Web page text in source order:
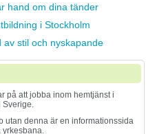
hand om dina tänder
i Stockholm
stil och nyskapande
på att jobba inom hemtjänst i
Sverige.
utan denna är en informationssida
yrkesbana.